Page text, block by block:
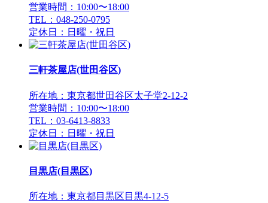
営業時間：10:00〜18:00
TEL：048-250-0795
定休日：日曜・祝日
三軒茶屋店(世田谷区)
所在地：東京都世田谷区太子堂2-12-2
営業時間：10:00〜18:00
TEL：03-6413-8833
定休日：日曜・祝日
目黒店(目黒区)
所在地：東京都目黒区目黒4-12-5